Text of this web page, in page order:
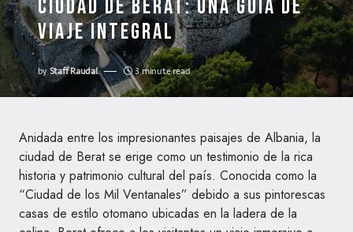
CIUDAD DE BERAT: UNA GUÍA DE
VIAJE INTEGRAL
byStaff Raudal 3 minute read
Anidada entre los impresionantes paisajes de Albania, la
ciudad de Berat se erige como un testimonio de la rica
historia y patrimonio cultural del país. Conocida como la
“Ciudad de los Mil Ventanales” debido a sus pintorescas
casas de estilo otomano ubicadas en la ladera de la